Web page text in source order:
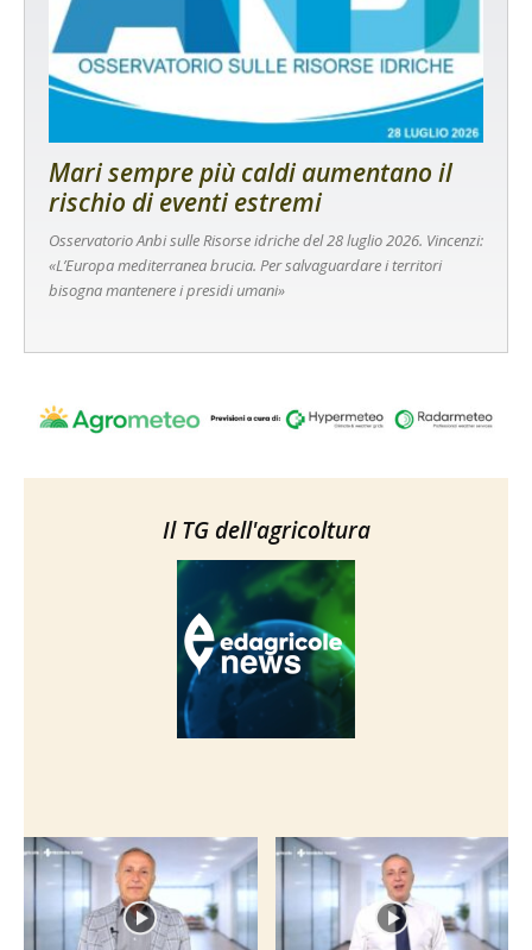
Mari sempre più caldi aumentano il
rischio di eventi estremi
Osservatorio Anbi sulle Risorse idriche del 28 luglio 2026. Vincenzi:
«L’Europa mediterranea brucia. Per salvaguardare i territori
bisogna mantenere i presidi umani»
Il TG dell'agricoltura